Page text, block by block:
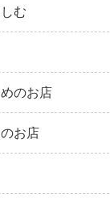
む
のお店
お店